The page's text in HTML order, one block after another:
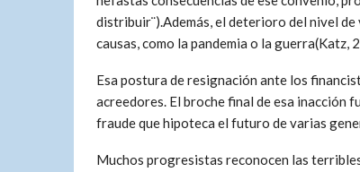
distribuir¨).Además, el deterioro del nivel
causas, como la pandemia o la guerra(Katz,
Esa postura de resignación ante los
acreedores. El broche final de esa inacción
fraude que hipoteca el futuro de varias
Muchos progresistas reconocen las